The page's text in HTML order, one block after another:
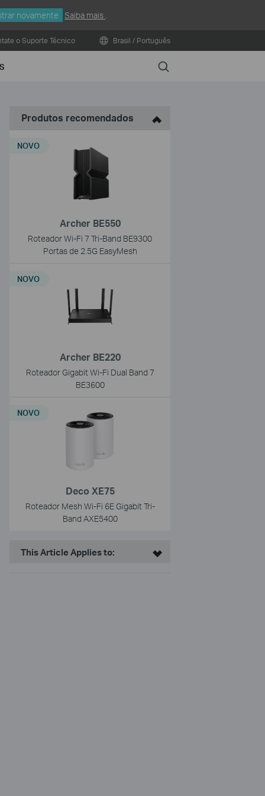
novamente Saiba mais
o Suporte Técnico Brasil / Português
Search
Produtos recomendados
Archer BE550
Roteador Wi-Fi 7 Tri-Band BE9300
Portas de 2.5G EasyMesh
NOVO
Archer BE220
Roteador Gigabit Wi-Fi Dual Band 7
BE3600
NOVO
Deco XE75
Roteador Mesh Wi-Fi 6E Gigabit Tri-
Band AXE5400
NOVO
This Article Applies to: